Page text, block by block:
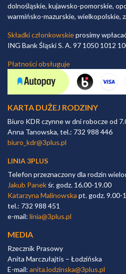
dolnośląskie, kujawsko-pomorskie,
warmińsko-mazurskie, wielkopolskie,
Składki członkowskieprosimy
ING Bank Śląski S. A. 97 1050 1012
Płatności obsługuje
KARTA DUŻEJ RODZINY
Biuro KDR czynne w dni robocze od
Anna Tanowska, tel.: 732 988 446
biuro_kdr@3plus.pl
LINIA 3PLUS
Telefon przeznaczony dla rodzin
Jakub Panekśr. godz. 16.00-19.00
Katarzyna Malinowska pt. godz. 9.00-
tel.: 732 988 451
e-mail: linia@3plus.pl
MEDIA
Rzecznik Prasowy
Anita Marczułajtis – Łodzińska
E-mail: anita.lodzinska@3plus.pl